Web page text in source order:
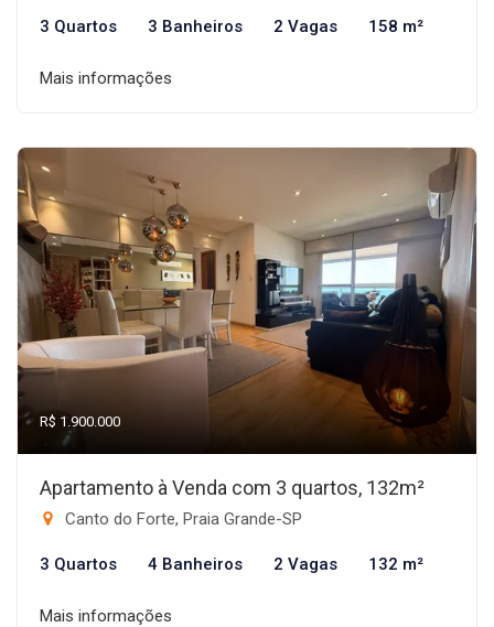
3 Quartos 3 Banheiros 2 Vagas 158 m²
Mais informações
R$ 1.900.000
Apartamento à Venda com 3 quartos, 132m²
Canto do Forte, Praia Grande-SP
3 Quartos 4 Banheiros 2 Vagas 132 m²
Mais informações